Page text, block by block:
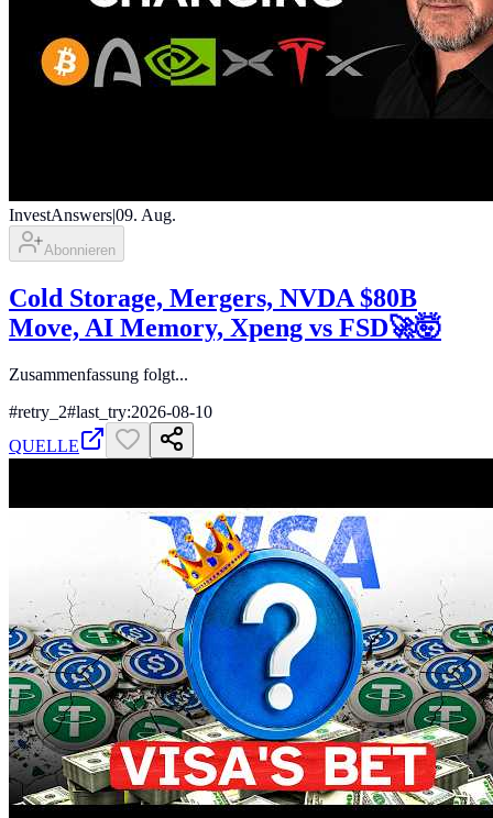
InvestAnswers|09. Aug.
Abonnieren
Cold Storage, Mergers, NVDA $80B
Move, AI Memory, Xpeng vs FSD🚀🤯
Zusammenfassung folgt...
#retry_2#last_try:2026-08-10
QUELLE